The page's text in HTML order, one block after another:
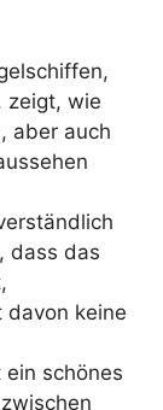
zeigt, wie
aber auch
dass das
davon keine
schönes